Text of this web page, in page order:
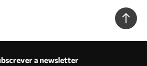
a newsletter